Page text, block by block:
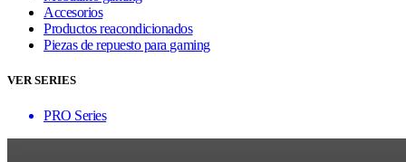
Accesorios
Productos reacondicionados
Piezas de repuesto para gaming
VER SERIES
PRO Series